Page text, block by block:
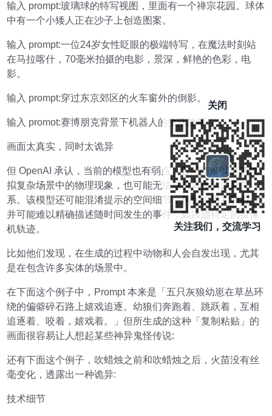
输入 prompt:玻璃球的特写视图，里面有一个禅宗花园。球体
中有一个小矮人正在沙子上创造图案。
输入 prompt:一位24岁女性眨眼的极端特写，在魔法时刻站
在马拉喀什，70毫米拍摄的电影，景深，鲜艳的色彩，电
影。
输入 prompt:穿过东京郊区的火车窗外的倒影。
输入 promot:赛博朋克背景下机器人的生活故事。
画面太真实，同时太诡异
但 OpenAI 承认，当前的模型也有弱点。它可能难以准确模
拟复杂场景中的物理现象，也可能无法理解具体的因果关
系。该模型还可能混淆提示的空间细节，例如混淆左和右，
并可能难以精确描述随时间发生的事件，如跟随特定的摄像
机轨迹。
比如他们发现，在生成的过程中动物和人会自发出现，尤其
是在包含许多实体的场景中。
在下面这个例子中，Prompt 本来是「五只灰狼幼崽在草丛环
绕的偏僻碎石路上嬉戏追逐。幼狼们奔跑着、跳跃着，互相
追逐着、咬着，嬉戏着。」但所生成的这种「复制粘贴」的
画面很容易让人想起某些神异鬼怪传说:
还有下面这个例子，吹蜡烛之前和吹蜡烛之后，火苗没有丝
毫变化，透露出一种诡异:
技术细节
关闭
关注我们，交流学习